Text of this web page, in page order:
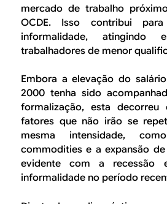
mercado de trabalho
OCDE. Isso contribui
informalidade, atingindo
trabalhadores de menor
Embora a elevação do
2000 tenha sido
formalização, esta
fatores que não irão se
mesma intensidade,
commodities e a expansão
evidente com a recessão
informalidade no período